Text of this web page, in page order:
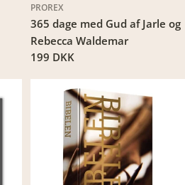
PROREX
365 dage med Gud af Jarle og
Rebecca Waldemar
Translation
199 DKK